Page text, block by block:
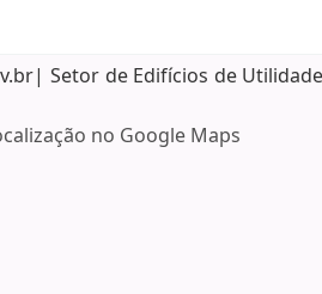
Setor de Edifícios de
no Google Maps